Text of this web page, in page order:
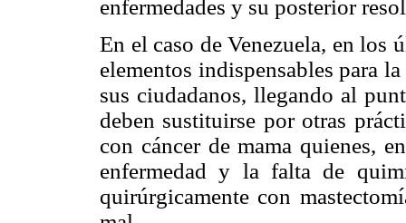
enfermedades y su posterior
En el caso de Venezuela, en los
elementos indispensables para
sus ciudadanos, llegando al
deben sustituirse por otras
con cáncer de mama quienes,
enfermedad y la falta de
quirúrgicamente con